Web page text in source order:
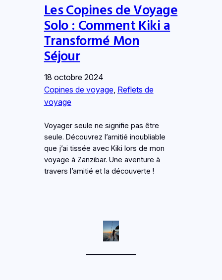
Les Copines de Voyage
Solo : Comment Kiki a
Transformé Mon
Séjour
18 octobre 2024
Copines de voyage, Reflets de
voyage
Voyager seule ne signifie pas être
seule. Découvrez l’amitié inoubliable
que j’ai tissée avec Kiki lors de mon
voyage à Zanzibar. Une aventure à
travers l’amitié et la découverte !